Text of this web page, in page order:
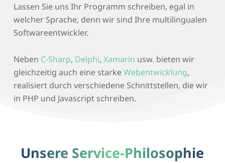
Lassen Sie uns Ihr Programm schreiben, egal in
welcher Sprache, denn wir sind Ihre multilingualen
Softwareentwickler.
Neben C-Sharp, Delphi,Xamarin usw. bieten wir
gleichzeitig auch eine starkeWebentwicklung,
realisiert durch verschiedene Schnittstellen, die wir
in PHP und Javascript schreiben.
Unsere Service-Philosophie